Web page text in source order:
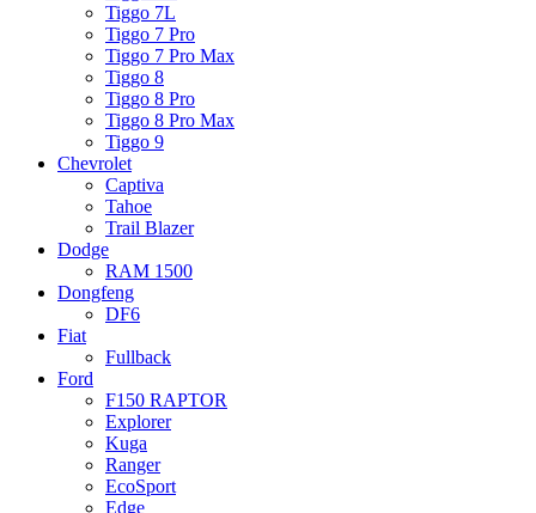
Tiggo 7L
Tiggo 7 Pro
Tiggo 7 Pro Max
Tiggo 8
Tiggo 8 Pro
Tiggo 8 Pro Max
Tiggo 9
Chevrolet
Captiva
Tahoe
Trail Blazer
Dodge
RAM 1500
Dongfeng
DF6
Fiat
Fullback
Ford
F150 RAPTOR
Explorer
Kuga
Ranger
EcoSport
Edge